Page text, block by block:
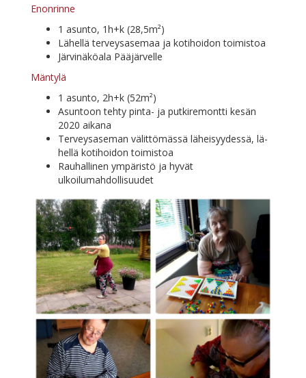
Enon­rin­ne
1 asun­to, 1h+k (28,5m²)
Lä­hel­lä ter­veys­a­se­maa ja ko­ti­hoi­don toimistoa
Jär­vi­nä­kö­ala Pääjärvelle
Män­ty­lä
1 asun­to, 2h+k (52m²)
Asun­toon teh­ty pin­ta- ja put­ki­re­mont­ti ke­sän
2020 aikana
Ter­veys­a­se­man vä­lit­tö­mäs­sä lä­hei­syy­des­sä, lä­
hel­lä ko­ti­hoi­don toimistoa
Rau­hal­li­nen ym­pä­ris­tö ja hy­vät
ulkoilumahdollisuudet